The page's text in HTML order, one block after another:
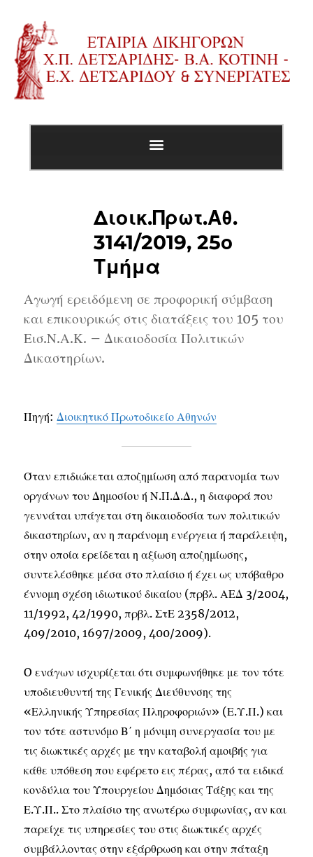
Διοικ.Πρωτ.Αθ.
3141/2019, 25ο
Τμήμα
Αγωγή ερειδόμενη σε προφορική σύμβαση
και επικουρικώς στις διατάξεις του 105 του
Εισ.Ν.Α.Κ. – Δικαιοδοσία Πολιτικών
Δικαστηρίων.
Πηγή:Διοικητικό Πρωτοδικείο Αθηνών
Όταν επιδιώκεται αποζημίωση από παρανομία των
οργάνων του Δημοσίου ή Ν.Π.Δ.Δ., η διαφορά που
γεννάται υπάγεται στη δικαιοδοσία των πολιτικών
δικαστηρίων, αν η παράνομη ενέργεια ή παράλειψη,
στην οποία ερείδεται η αξίωση αποζημίωσης,
συντελέσθηκε μέσα στο πλαίσιο ή έχει ως υπόβαθρο
έννομη σχέση ιδιωτικού δικαίου (πρβλ. ΑΕΔ 3/2004,
11/1992, 42/1990, πρβλ. ΣτΕ 2358/2012,
409/2010, 1697/2009, 400/2009).
O ενάγων ισχυρίζεται ότι συμφωνήθηκε με τον τότε
υποδιευθυντή της Γενικής Διεύθυνσης της
«Ελληνικής Υπηρεσίας Πληροφοριών» (Ε.Υ.Π.) και
τον τότε αστυνόμο Β΄ η μόνιμη συνεργασία του με
τις διωκτικές αρχές με την καταβολή αμοιβής για
κάθε υπόθεση που εφέρετο εις πέρας, από τα ειδικά
κονδύλια του Υπουργείου Δημόσιας Τάξης και της
Ε.Υ.Π.. Στο πλαίσιο της ανωτέρω συμφωνίας, αν και
παρείχε τις υπηρεσίες του στις διωκτικές αρχές
συμβάλλοντας στην εξάρθρωση και στην πάταξη